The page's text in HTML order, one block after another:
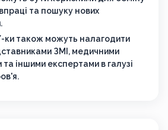
та пошуку нових
також можуть налагодити
ЗМІ, медичними
та іншими експертами в галузі